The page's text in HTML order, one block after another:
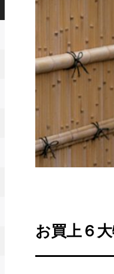
お買上６